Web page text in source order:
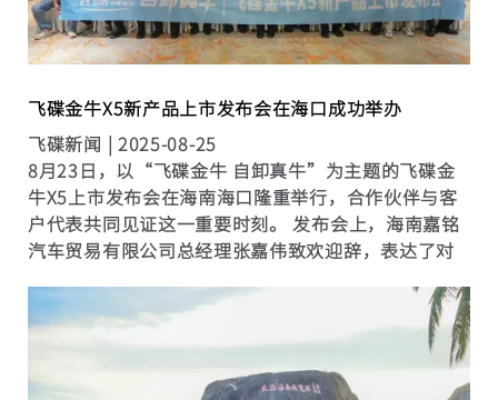
飞碟金牛X5新产品上市发布会在海口成功举办
飞碟新闻 | 2025-08-25
8月23日，以“飞碟金牛 自卸真牛”为主题的飞碟金
牛X5上市发布会在海南海口隆重举行，合作伙伴与客
户代表共同见证这一重要时刻。 发布会上，海南嘉铭
汽车贸易有限公司总经理张嘉伟致欢迎辞，表达了对
品发布启动仪式将现场推向高潮，飞碟汽车代表、玉
柴动力代表、...